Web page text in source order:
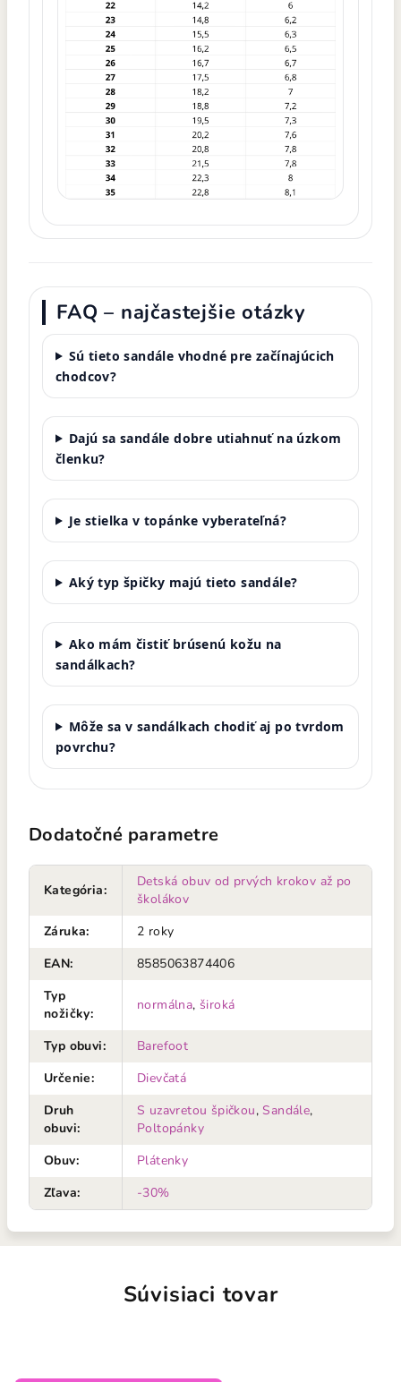
FAQ – najčastejšie otázky
Sú tieto sandále vhodné pre začínajúcich
chodcov?
Dajú sa sandále dobre utiahnuť na úzkom
členku?
Je stielka v topánke vyberateľná?
Aký typ špičky majú tieto sandále?
Ako mám čistiť brúsenú kožu na
sandálkach?
Môže sa v sandálkach chodiť aj po tvrdom
povrchu?
Dodatočné parametre
Kategória:
Detská obuv od prvých krokov až po
školákov
Záruka:
2 roky
EAN:
8585063874406
Typ
nožičky:
normálna, široká
Typ obuvi:
Barefoot
Určenie:
Dievčatá
Druh
obuvi:
S uzavretou špičkou,Sandále,
Poltopánky
Obuv:
Plátenky
Zľava: -30%
Súvisiaci tovar